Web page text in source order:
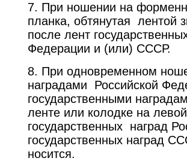
7. При ношении на
планка, обтянутая лентой
после лент
Федерации и (или) СССР.
8. При одновременном
наградами Российской
государственными
ленте или колодке на
государственных наград
государственных наград
носится.